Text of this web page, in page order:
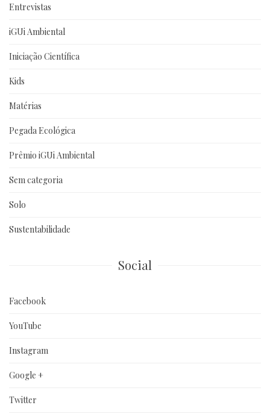
Entrevistas
iGUi Ambiental
Iniciação Científica
Kids
Matérias
Pegada Ecológica
Prêmio iGUi Ambiental
Sem categoria
Solo
Sustentabilidade
Social
Facebook
YouTube
Instagram
Google +
Twitter